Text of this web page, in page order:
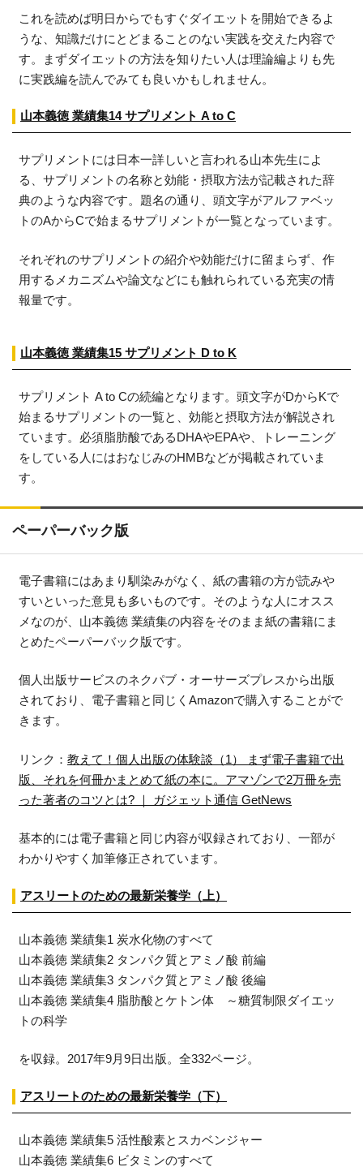
これを読めば明日からでもすぐダイエットを開始できるよ
うな、知識だけにとどまることのない実践を交えた内容で
す。まずダイエットの方法を知りたい人は理論編よりも先
に実践編を読んでみても良いかもしれません。
山本義徳 業績集14 サプリメント A to C
サプリメントには日本一詳しいと言われる山本先生によ
る、サプリメントの名称と効能・摂取方法が記載された辞
典のような内容です。題名の通り、頭文字がアルファベッ
トのAからCで始まるサプリメントが一覧となっています。
それぞれのサプリメントの紹介や効能だけに留まらず、作
用するメカニズムや論文などにも触れられている充実の情
報量です。
山本義徳 業績集15 サプリメント D to K
サプリメント A to Cの続編となります。頭文字がDからKで
始まるサプリメントの一覧と、効能と摂取方法が解説され
ています。必須脂肪酸であるDHAやEPAや、トレーニング
をしている人にはおなじみのHMBなどが掲載されていま
す。
ペーパーバック版
電子書籍にはあまり馴染みがなく、紙の書籍の方が読みや
すいといった意見も多いものです。そのような人にオスス
メなのが、山本義徳 業績集の内容をそのまま紙の書籍にま
とめたペーパーバック版です。
個人出版サービスのネクパブ・オーサーズプレスから出版
されており、電子書籍と同じくAmazonで購入することがで
きます。
リンク： 教えて！個人出版の体験談（1） まず電子書籍で出
版、それを何冊かまとめて紙の本に。アマゾンで2万冊を売
った著者のコツとは? ｜ ガジェット通信 GetNews
基本的には電子書籍と同じ内容が収録されており、一部が
わかりやすく加筆修正されています。
アスリートのための最新栄養学（上）
山本義徳 業績集1 炭水化物のすべて
山本義徳 業績集2 タンパク質とアミノ酸 前編
山本義徳 業績集3 タンパク質とアミノ酸 後編
山本義徳 業績集4 脂肪酸とケトン体 ～糖質制限ダイエッ
トの科学
を収録。2017年9月9日出版。全332ページ。
アスリートのための最新栄養学（下）
山本義徳 業績集5 活性酸素とスカベンジャー
山本義徳 業績集6 ビタミンのすべて